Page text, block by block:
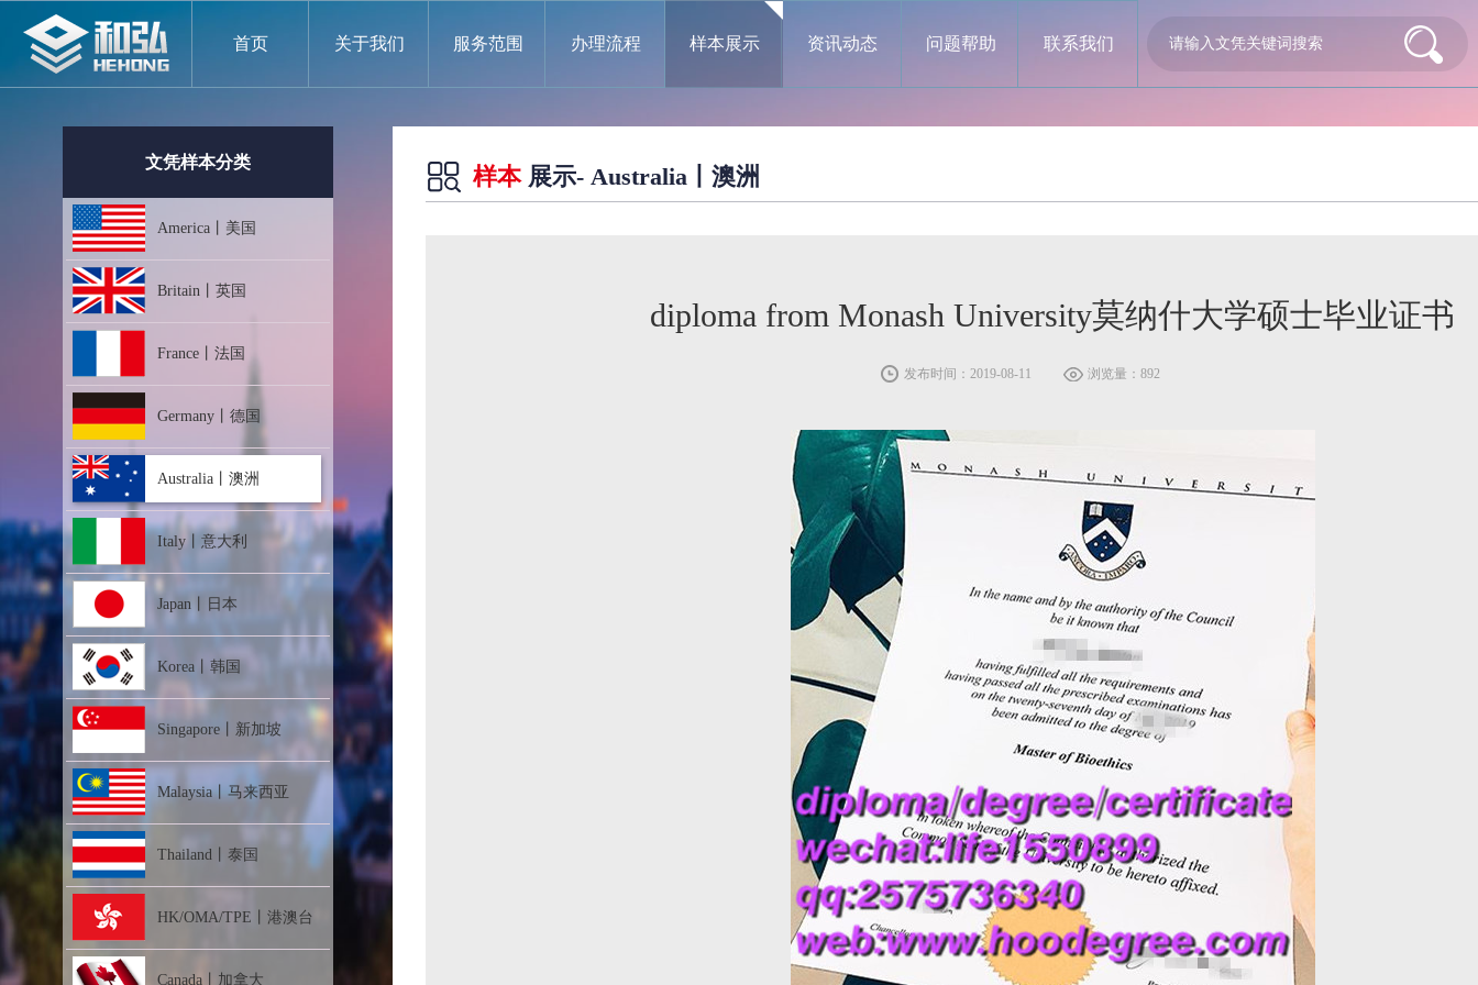
首页 关于我们 服务范围 办理流程 样本展示 资讯动态 问题帮助 联系我们
文凭样本分类
America丨美国
Britain丨英国
France丨法国
Germany丨德国
Australia丨澳洲
Italy丨意大利
Japan丨日本
Korea丨韩国
Singapore丨新加坡
Malaysia丨马来西亚
Thailand丨泰国
HK/OMA/TPE丨港澳台
Canada丨加拿大
样本 展示- Australia丨澳洲
diploma from Monash University莫纳什大学硕士毕业证书
发布时间：2019-08-11 浏览量：892